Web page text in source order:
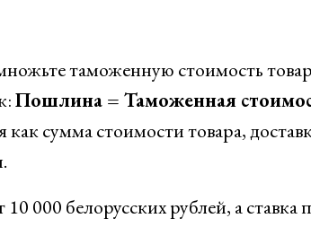
таможенную стоимость
Пошлина = Таможенная
сумма стоимости товара,
10 000 белорусских рублей, а